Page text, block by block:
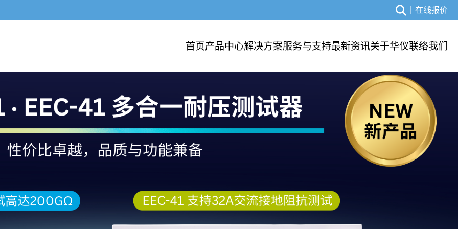
在线报价
首页产品中心解决方案服务与支持最新资讯关于华仪联络我们